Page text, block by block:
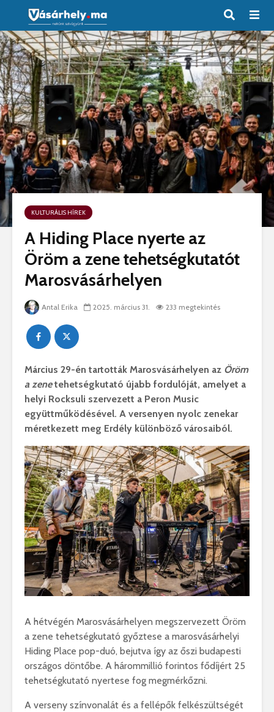
KULTURÁLIS HÍREK
A Hiding Place nyerte az
Öröm a zene tehetségkutatót
Marosvásárhelyen
Antal Erika 2025. március 31. 233 megtekintés
Március 29-én tartották Marosvásárhelyen az Öröm
a zenetehetségkutató újabb fordulóját, amelyet a
helyi Rocksuli szervezett a Peron Music
együttműködésével. A versenyen nyolc zenekar
méretkezett meg Erdély különböző városaiból.
A hétvégén Marosvásárhelyen megszervezett Öröm
a zene tehetségkutató győztese a marosvásárhelyi
Hiding Place pop-duó, bejutva így az őszi budapesti
országos döntőbe. A hárommillió forintos fődíjért 25
tehetségkutató nyertese fog megmérkőzni.
A verseny színvonalát és a fellépők felkészültségét